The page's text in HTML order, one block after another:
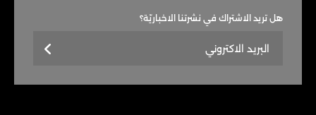
هل تريد الاشتراك في نشرتنا الاخباريّة؟